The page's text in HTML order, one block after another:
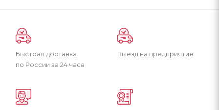
Быстрая доставка
по России за 24 часа
Выезд на предприятие